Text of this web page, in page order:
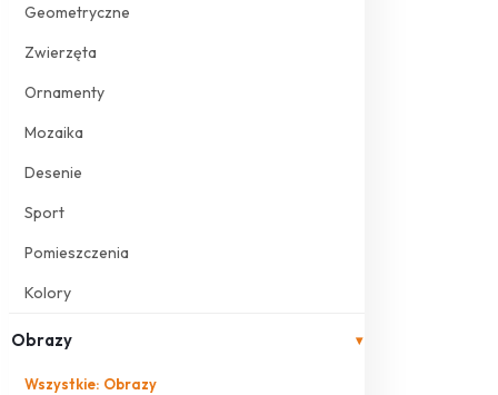
Geometryczne
Zwierzęta
Ornamenty
Mozaika
Desenie
Sport
Pomieszczenia
Kolory
Obrazy ▾
Wszystkie: Obrazy